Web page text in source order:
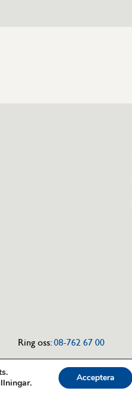
Ring oss:08-762 67 00
. Acceptera